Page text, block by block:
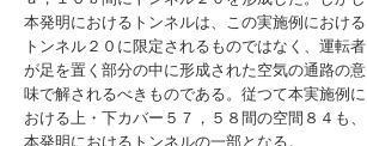
本発明におけるトンネルは、この実施例における
トンネル２０に限定されるものではなく、運転者
が足を置く部分の中に形成された空気の通路の意
味で解されるべきものである。従つて本実施例に
おける上・下カバー５７，５８間の空間８４も、
本発明におけるトンネルの一部となる。